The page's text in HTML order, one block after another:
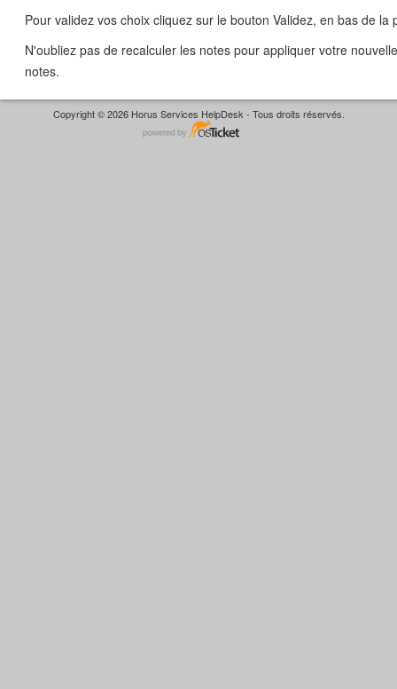
Pour validez vos choix cliquez sur le bouton Validez, en bas de la
N'oubliez pas de recalculer les notes pour appliquer votre
notes.
Copyright © 2026 Horus Services HelpDesk - Tous droits réservés.